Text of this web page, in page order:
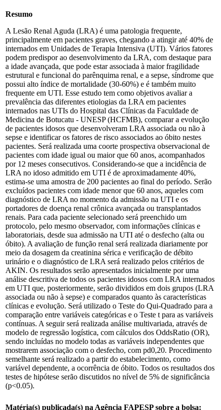
Resumo
A Lesão Renal Aguda (LRA) é uma patologia frequente,
principalmente em pacientes graves, chegando a atingir até 40% de
internados em Unidades de Terapia Intensiva (UTI). Vários fatores
podem predispor ao desenvolvimento da LRA, com destaque para
a idade avançada, que pode estar associada à maior fragilidade
estrutural e funcional do parênquima renal, e a sepse, síndrome que
possui alto índice de mortalidade (30-60%) e é também muito
frequente em UTI. Esse estudo tem como objetivos avaliar a
prevalência das diferentes etiologias da LRA em pacientes
internados nas UTIs do Hospital das Clínicas da Faculdade de
Medicina de Botucatu - UNESP (HCFMB), comparar a evolução
de pacientes idosos que desenvolveram LRA associada ou não à
sepse e identificar os fatores de risco associados ao óbito nestes
pacientes. Será realizada uma coorte prospectiva observacional de
pacientes com idade igual ou maior que 60 anos, acompanhados
por 12 meses consecutivos. Considerando-se que a incidência de
LRA no idoso admitido em UTI é de aproximadamente 40%,
estima-se uma amostra de 200 pacientes ao final do período. Serão
excluídos pacientes com idade menor que 60 anos, aqueles com
diagnóstico de LRA no momento da admissão na UTI e os
portadores de doença renal crônica avançada ou transplantados
renais. Para cada paciente selecionado será preenchido um
protocolo, pelo mesmo observador, com informações clínicas e
laboratoriais, desde sua admissão na UTI até o desfecho (alta ou
óbito). A avaliação de função renal será realizada diariamente por
meio da dosagem da creatinina sérica e verificação de débito
urinário e o diagnóstico de LRA será realizado pelos critérios de
AKIN. Os resultados serão apresentados inicialmente por uma
análise descritiva de todos os pacientes idosos com LRA internados
em UTI que, posteriormente, serão divididos em dois grupos (LRA
associada ou não à sepse) e comparados quanto às características
clínicas e evolução. Será utilizado o Teste do Qui-Quadrado para a
comparação entre variáveis categóricas e o Teste t para as variáveis
contínuas. A seguir será realizada análise multivariada, através de
modelo de regressão logística, com cálculos dos OddsRatio (OR),
sendo incluídas no modelo todas as variáveis independentes que
mostrarem associação com o desfecho, com pd0,20. Procedimento
semelhante será realizado a partir do estabelecimento, como
variável dependente, a ocorrência de óbito. Todos os resultados dos
testes de hipótese serão discutidos no nível de 5% de significância
(p<0.05).
Matéria(s) publicada(s) na Agência FAPESP sobre a bolsa: